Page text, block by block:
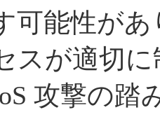
可能性が
スが適切
攻撃の踏